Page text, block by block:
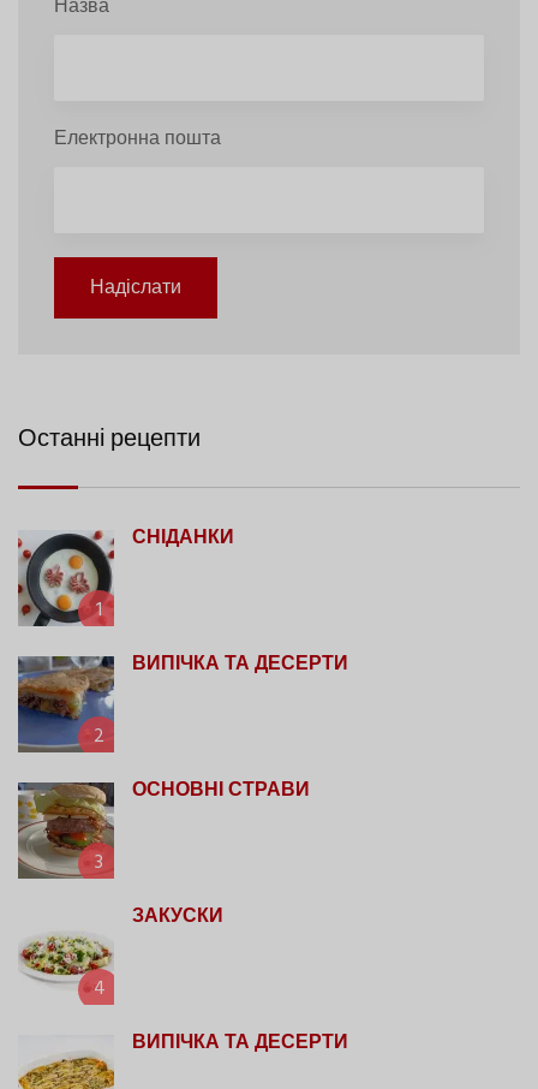
Назва
Електронна пошта
Надіслати
Останні рецепти
1
СНІДАНКИ
2
ВИПІЧКА ТА ДЕСЕРТИ
3
ОСНОВНІ СТРАВИ
4
ЗАКУСКИ
ВИПІЧКА ТА ДЕСЕРТИ